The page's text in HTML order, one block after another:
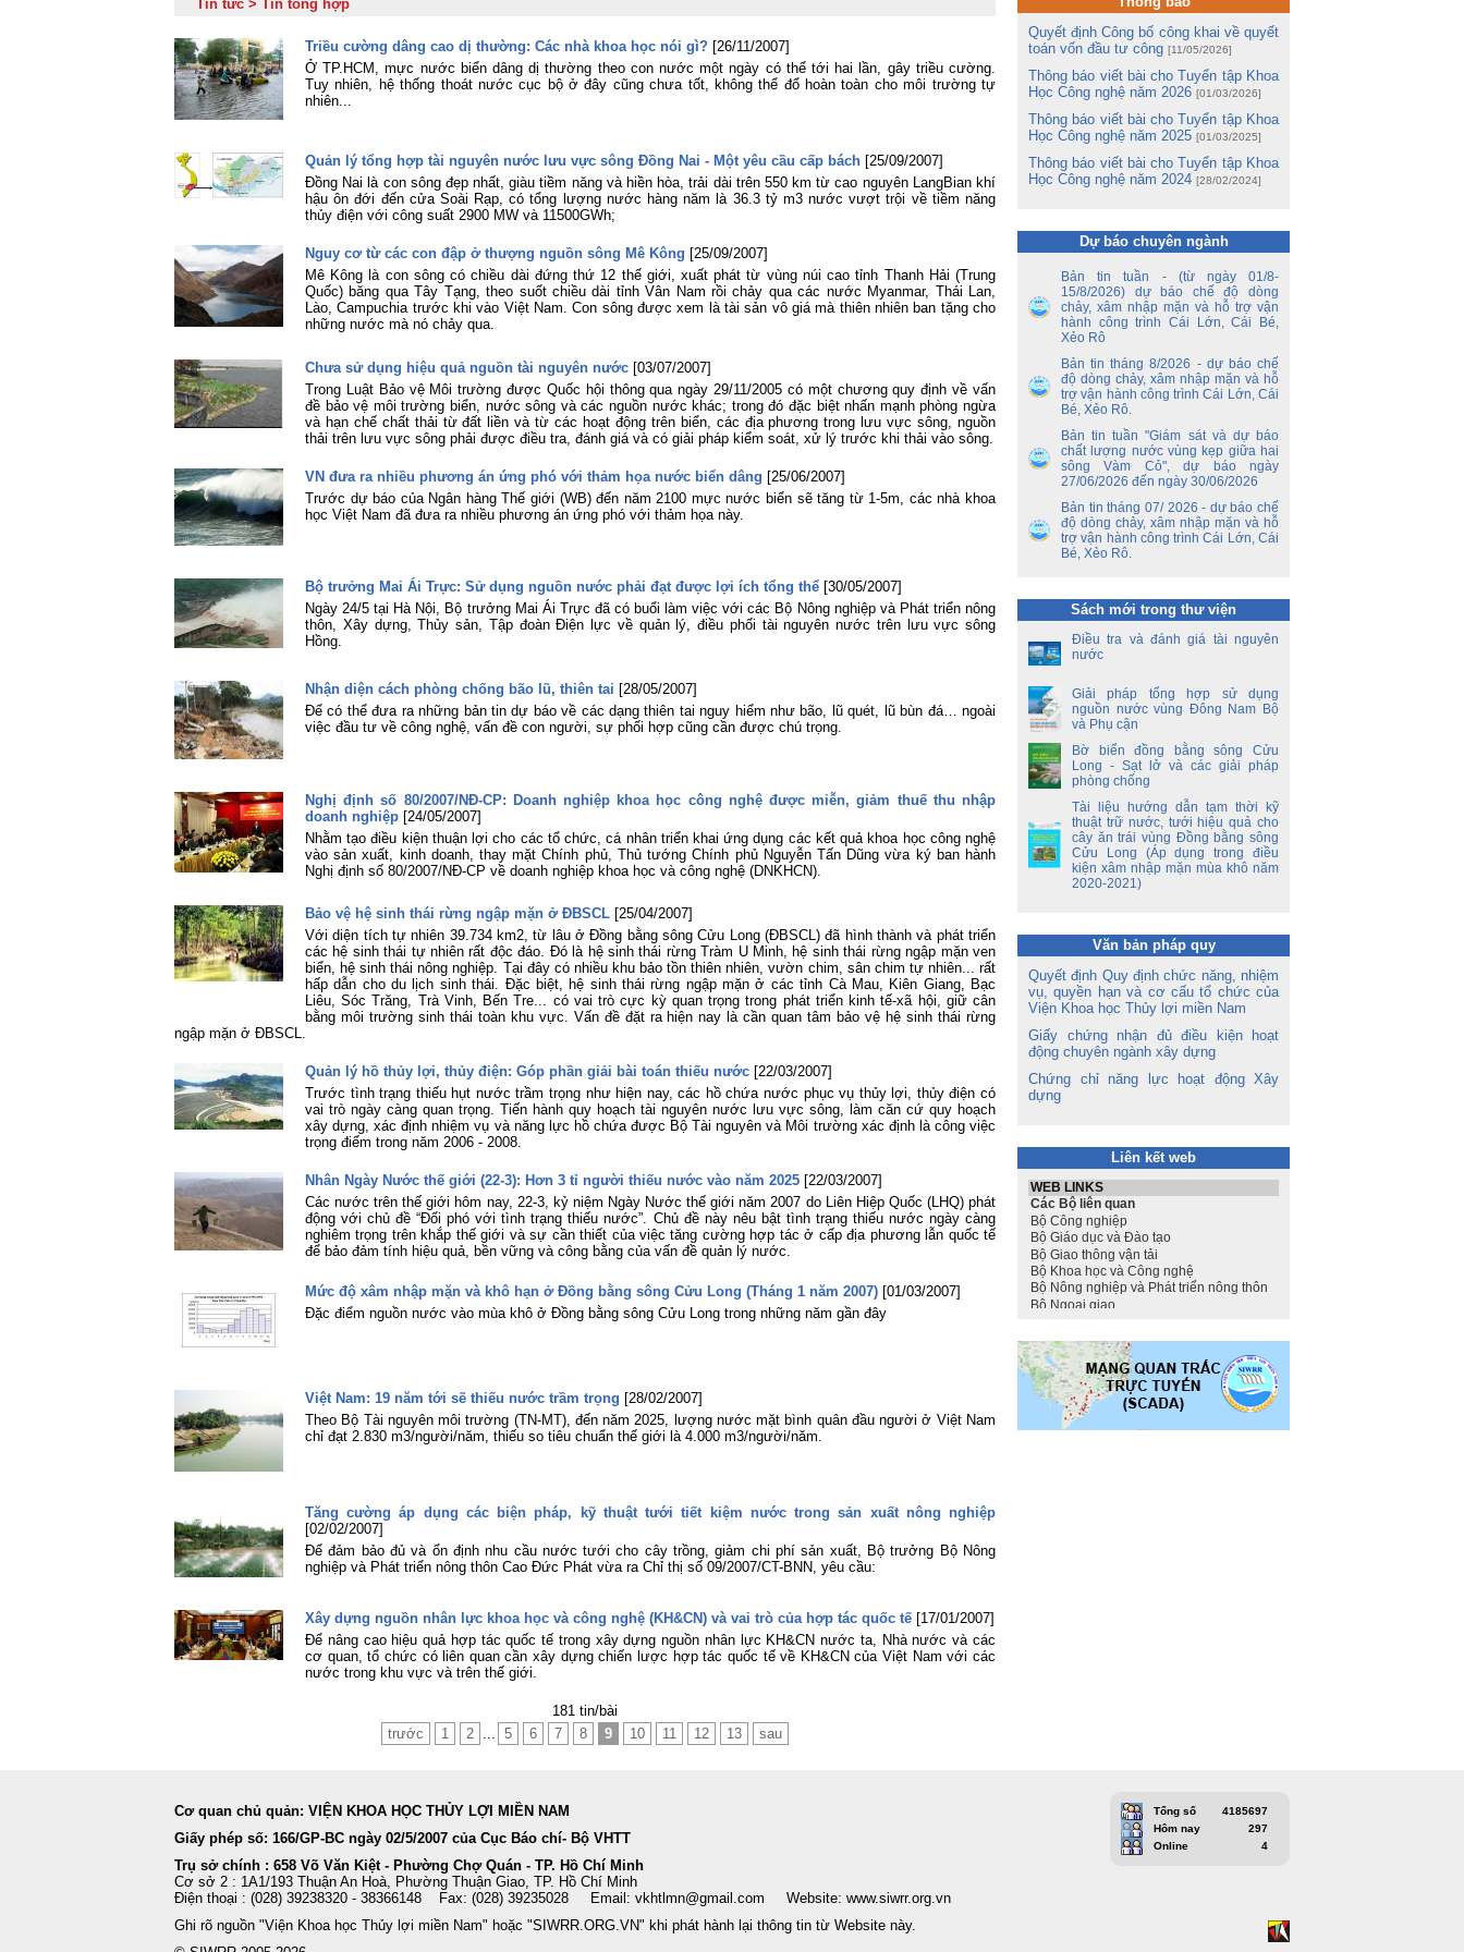
Đảng khóa XIV
Viện Khoa học Thủy lợi miền Nam
tham gia Lễ dâng hương tưởng niệm
Chung một tấm lòng – Đồng hành cùng
gia đình anh Phan Văn Huyến vượt qua
khó khăn
Viện Khoa học Thủy lợi miền Nam tổ
sĩ Lê Thị Mỹ Diệp
Tuổi trẻ Viện Khoa học Thủy lợi miền
Nam thăm, tri ân các Mẹ Việt Nam Anh
hùng nhân dịp kỷ niệm 79 năm Ngày
Rà soát, điều chỉnh Quy trình vận hành
liên hồ chứa sông Đồng Nai: Nâng cao
hiệu quả điều tiết nguồn nước, chủ
động ứng phó thiên tai và bảo đảm an
ninh nguồn nước
Đoàn Thanh niên Viện Khoa học Thủy
lợi miền Nam tham gia Hội nghị sơ kết
công tác Đoàn và phong trào thanh niên
06 tháng đầu năm 2026 của Đoàn Bộ
Nam tham gia dâng hương, dâng hoa
tại Bia tượng niệm nhà đèn Chợ Quán
Lễ khai mạc Hội thao viên chức, người
Tin tức > Tin tổng hợp
Triều cường dâng cao dị thường: Các nhà khoa học nói gì? [26/11/2007]
Ở TP.HCM, mực nước biển dâng dị thường theo con nước một ngày có thể tới hai lần, gây triều cường.
Tuy nhiên, hệ thống thoát nước cục bộ ở đây cũng chưa tốt, không thể đổ hoàn toàn cho môi trường tự
nhiên...
Quản lý tổng hợp tài nguyên nước lưu vực sông Đồng Nai - Một yêu cầu cấp bách [25/09/2007]
Đồng Nai là con sông đẹp nhất, giàu tiềm năng và hiền hòa, trải dài trên 550 km từ cao nguyên LangBian khí
hậu ôn đới đến cửa Soài Rạp, có tổng lượng nước hàng năm là 36.3 tỷ m3 nước vượt trội về tiềm năng
thủy điện với công suất 2900 MW và 11500GWh;
Nguy cơ từ các con đập ở thượng nguồn sông Mê Kông [25/09/2007]
Mê Kông là con sông có chiều dài đứng thứ 12 thế giới, xuất phát từ vùng núi cao tỉnh Thanh Hải (Trung
Quốc) băng qua Tây Tạng, theo suốt chiều dài tỉnh Vân Nam rồi chảy qua các nước Myanmar, Thái Lan,
Lào, Campuchia trước khi vào Việt Nam. Con sông được xem là tài sản vô giá mà thiên nhiên ban tặng cho
những nước mà nó chảy qua.
Chưa sử dụng hiệu quả nguồn tài nguyên nước [03/07/2007]
Trong Luật Bảo vệ Môi trường được Quốc hội thông qua ngày 29/11/2005 có một chương quy định về vấn
đề bảo vệ môi trường biển, nước sông và các nguồn nước khác; trong đó đặc biệt nhấn mạnh phòng ngừa
và hạn chế chất thải từ đất liền và từ các hoạt động trên biển, các địa phương trong lưu vực sông, nguồn
thải trên lưu vực sông phải được điều tra, đánh giá và có giải pháp kiểm soát, xử lý trước khi thải vào sông.
VN đưa ra nhiều phương án ứng phó với thảm họa nước biển dâng [25/06/2007]
Trước dự báo của Ngân hàng Thế giới (WB) đến năm 2100 mực nước biển sẽ tăng từ 1-5m, các nhà khoa
học Việt Nam đã đưa ra nhiều phương án ứng phó với thảm họa này.
Bộ trưởng Mai Ái Trực: Sử dụng nguồn nước phải đạt được lợi ích tổng thể [30/05/2007]
Ngày 24/5 tại Hà Nội, Bộ trưởng Mai Ái Trực đã có buổi làm việc với các Bộ Nông nghiệp và Phát triển nông
thôn, Xây dựng, Thủy sản, Tập đoàn Điện lực về quản lý, điều phối tài nguyên nước trên lưu vực sông
Hồng.
Nhận diện cách phòng chống bão lũ, thiên tai [28/05/2007]
Để có thể đưa ra những bản tin dự báo về các dạng thiên tai nguy hiểm như bão, lũ quét, lũ bùn đá… ngoài
việc đầu tư về công nghệ, vấn đề con người, sự phối hợp cũng cần được chú trọng.
Nghị định số 80/2007/NĐ-CP: Doanh nghiệp khoa học công nghệ được miễn, giảm thuế thu nhập
doanh nghiệp [24/05/2007]
Nhằm tạo điều kiện thuận lợi cho các tổ chức, cá nhân triển khai ứng dụng các kết quả khoa học công nghệ
vào sản xuất, kinh doanh, thay mặt Chính phủ, Thủ tướng Chính phủ Nguyễn Tấn Dũng vừa ký ban hành
Nghị định số 80/2007/NĐ-CP về doanh nghiệp khoa học và công nghệ (DNKHCN).
Bảo vệ hệ sinh thái rừng ngập mặn ở ĐBSCL [25/04/2007]
Với diện tích tự nhiên 39.734 km2, từ lâu ở Đồng bằng sông Cửu Long (ĐBSCL) đã hình thành và phát triển
các hệ sinh thái tự nhiên rất độc đáo. Đó là hệ sinh thái rừng Tràm U Minh, hệ sinh thái rừng ngập mặn ven
biển, hệ sinh thái nông nghiệp. Tại đây có nhiều khu bảo tồn thiên nhiên, vườn chim, sân chim tự nhiên... rất
hấp dẫn cho du lịch sinh thái. Đặc biệt, hệ sinh thái rừng ngập mặn ở các tỉnh Cà Mau, Kiên Giang, Bạc
Liêu, Sóc Trăng, Trà Vinh, Bến Tre... có vai trò cực kỳ quan trọng trong phát triển kinh tế-xã hội, giữ cân
bằng môi trường sinh thái toàn khu vực. Vấn đề đặt ra hiện nay là cần quan tâm bảo vệ hệ sinh thái rừng
ngập mặn ở ĐBSCL.
Quản lý hồ thủy lợi, thủy điện: Góp phần giải bài toán thiếu nước [22/03/2007]
Trước tình trạng thiếu hụt nước trầm trọng như hiện nay, các hồ chứa nước phục vụ thủy lợi, thủy điện có
vai trò ngày càng quan trọng. Tiến hành quy hoạch tài nguyên nước lưu vực sông, làm căn cứ quy hoạch
xây dựng, xác định nhiệm vụ và năng lực hồ chứa được Bộ Tài nguyên và Môi trường xác định là công việc
trọng điểm trong năm 2006 - 2008.
Nhân Ngày Nước thế giới (22-3): Hơn 3 tỉ người thiếu nước vào năm 2025 [22/03/2007]
Các nước trên thế giới hôm nay, 22-3, kỷ niệm Ngày Nước thế giới năm 2007 do Liên Hiệp Quốc (LHQ) phát
động với chủ đề “Đối phó với tình trạng thiếu nước”. Chủ đề này nêu bật tình trạng thiếu nước ngày càng
nghiêm trọng trên khắp thế giới và sự cần thiết của việc tăng cường hợp tác ở cấp địa phương lẫn quốc tế
để bảo đảm tính hiệu quả, bền vững và công bằng của vấn đề quản lý nước.
Mức độ xâm nhập mặn và khô hạn ở Đồng bằng sông Cửu Long (Tháng 1 năm 2007) [01/03/2007]
Đặc điểm nguồn nước vào mùa khô ở Đồng bằng sông Cửu Long trong những năm gần đây
Việt Nam: 19 năm tới sẽ thiếu nước trầm trọng [28/02/2007]
Theo Bộ Tài nguyên môi trường (TN-MT), đến năm 2025, lượng nước mặt bình quân đầu người ở Việt Nam
chỉ đạt 2.830 m3/người/năm, thiếu so tiêu chuẩn thế giới là 4.000 m3/người/năm.
Tăng cường áp dụng các biện pháp, kỹ thuật tưới tiết kiệm nước trong sản xuất nông nghiệp
[02/02/2007]
Để đảm bảo đủ và ổn định nhu cầu nước tưới cho cây trồng, giảm chi phí sản xuất, Bộ trưởng Bộ Nông
nghiệp và Phát triển nông thôn Cao Đức Phát vừa ra Chỉ thị số 09/2007/CT-BNN, yêu cầu:
Xây dựng nguồn nhân lực khoa học và công nghệ (KH&CN) và vai trò của hợp tác quốc tế [17/01/2007]
Để nâng cao hiệu quả hợp tác quốc tế trong xây dựng nguồn nhân lực KH&CN nước ta, Nhà nước và các
cơ quan, tổ chức có liên quan cần xây dựng chiến lược hợp tác quốc tế về KH&CN của Việt Nam với các
nước trong khu vực và trên thế giới.
181 tin/bài
trước
1 2 ... 5 6 7 8 9 10 11 12 13 sau
Quyết định Công bố công khai về quyết
toán vốn đầu tư công [11/05/2026]
Thông báo viết bài cho Tuyển tập Khoa
Học Công nghệ năm 2026 [01/03/2026]
Thông báo viết bài cho Tuyển tập Khoa
Học Công nghệ năm 2025 [01/03/2025]
Thông báo viết bài cho Tuyển tập Khoa
Học Công nghệ năm 2024 [28/02/2024]
Dự báo chuyên ngành
Bản tin tuần - (từ ngày 01/8-
15/8/2026) dự báo chế độ dòng
chảy, xâm nhập mặn và hỗ trợ vận
hành công trình Cái Lớn, Cái Bé,
Xẻo Rô
Bản tin tháng 8/2026 - dự báo chế
độ dòng chảy, xâm nhập mặn và hỗ
trợ vận hành công trình Cái Lớn, Cái
Bé, Xẻo Rô.
Bản tin tuần "Giám sát và dự báo
chất lượng nước vùng kẹp giữa hai
sông Vàm Cỏ", dự báo ngày
27/06/2026 đến ngày 30/06/2026
Bản tin tháng 07/ 2026 - dự báo chế
độ dòng chảy, xâm nhập mặn và hỗ
trợ vận hành công trình Cái Lớn, Cái
Bé, Xẻo Rô.
Sách mới trong thư viện
Điều tra và đánh giá tài nguyên
nước
Giải pháp tổng hợp sử dụng
nguồn nước vùng Đông Nam Bộ
và Phụ cận
Bờ biển đồng bằng sông Cửu
Long - Sạt lở và các giải pháp
phòng chống
Tài liệu hướng dẫn tạm thời kỹ
thuật trữ nước, tưới hiệu quả cho
cây ăn trái vùng Đồng bằng sông
Cửu Long (Áp dụng trong điều
kiện xâm nhập mặn mùa khô năm
2020-2021)
Văn bản pháp quy
Quyết định Quy định chức năng, nhiệm
vụ, quyền hạn và cơ cấu tổ chức của
Viện Khoa học Thủy lợi miền Nam
Giấy chứng nhận đủ điều kiện hoạt
động chuyên ngành xây dựng
Chứng chỉ năng lực hoạt động Xây
dựng
Liên kết web
Cơ quan chủ quản: VIỆN KHOA HỌC THỦY LỢI MIỀN NAM
Giấy phép số: 166/GP-BC ngày 02/5/2007 của Cục Báo chí- Bộ VHTT
Trụ sở chính : 658 Võ Văn Kiệt - Phường Chợ Quán - TP. Hồ Chí Minh
Cơ sở 2 : 1A1/193 Thuận An Hoà, Phường Thuận Giao, TP. Hồ Chí Minh
Điện thoại : (028) 39238320 - 38366148 Fax: (028) 39235028 Email: vkhtlmn@gmail.com Website: www.siwrr.org.vn
Ghi rõ nguồn "Viện Khoa học Thủy lợi miền Nam" hoặc "SIWRR.ORG.VN" khi phát hành lại thông tin từ Website này.
Tổng số
4185697
Hôm nay
297
Online
4